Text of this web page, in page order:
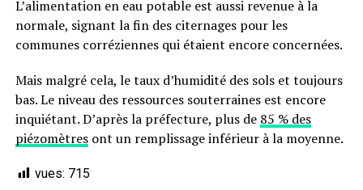
L’alimentation en eau potable est aussi revenue à la
normale, signant la fin des citernages pour les
communes corréziennes qui étaient encore concernées.
Mais malgré cela, le taux d’humidité des sols et toujours
bas. Le niveau des ressources souterraines est encore
inquiétant. D’après la préfecture, plus de 85 % des
piézomètresont un remplissage inférieur à la moyenne.
vues: 715